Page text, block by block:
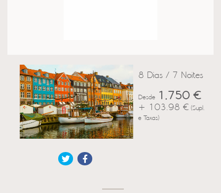
8 Dias / 7 Noites
Desde 1,750 €
+ 103.98 € (Supl.
e Taxas)